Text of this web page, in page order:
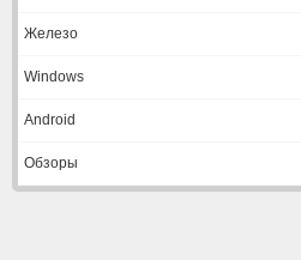
Железо
Windows
Android
Обзоры